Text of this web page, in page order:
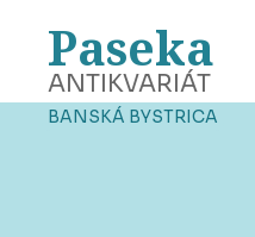
Paseka
ANTIKVARIÁT
BANSKÁ BYSTRICA